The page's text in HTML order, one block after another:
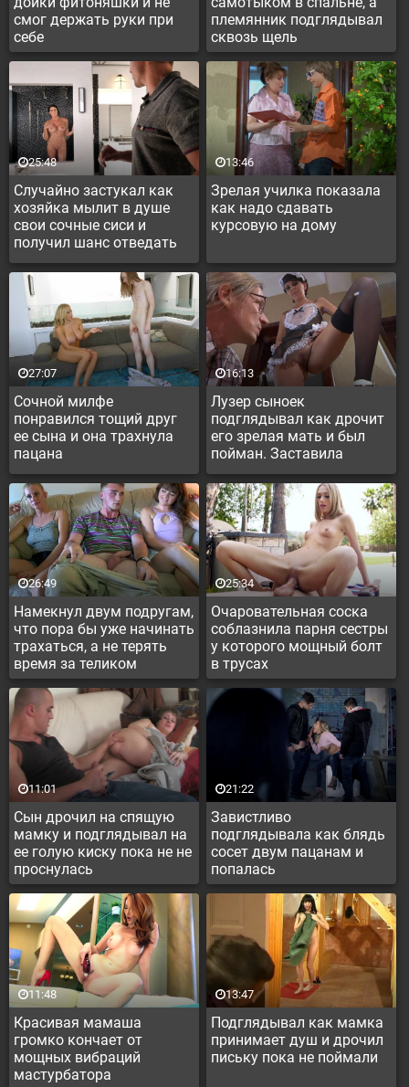
смог держать руки при
себе
племянник подглядывал
сквозь щель
Случайно застукал как
хозяйка мылит в душе
свои сочные сиси и
получил шанс отведать
на вкус
25:48
Зрелая училка показала
как надо сдавать
курсовую на дому
13:46
Сочной милфе
понравился тощий друг
ее сына и она трахнула
пацана
27:07
Лузер сыноек
подглядывал как дрочит
его зрелая мать и был
пойман. Заставила
отлизывать дряхлую
пещерку
16:13
Намекнул двум подругам,
что пора бы уже начинать
трахаться, а не терять
время за теликом
26:49
Очаровательная соска
соблазнила парня сестры
у которого мощный болт
в трусах
25:34
Сын дрочил на спящую
мамку и подглядывал на
ее голую киску пока не не
проснулась
11:01
Завистливо
подглядывала как блядь
сосет двум пацанам и
попалась
21:22
Красивая мамаша
громко кончает от
мощных вибраций
мастурбатора
11:48
Подглядывал как мамка
принимает душ и дрочил
письку пока не поймали
13:47